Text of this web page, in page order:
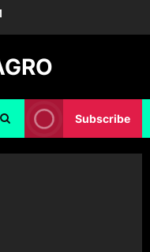
Subscribe